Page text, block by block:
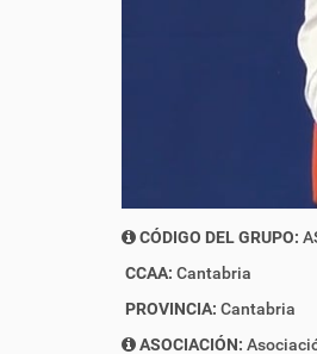
CÓDIGO DEL GRUPO:
CCAA: Cantabria
PROVINCIA: Cantabria
ASOCIACIÓN: